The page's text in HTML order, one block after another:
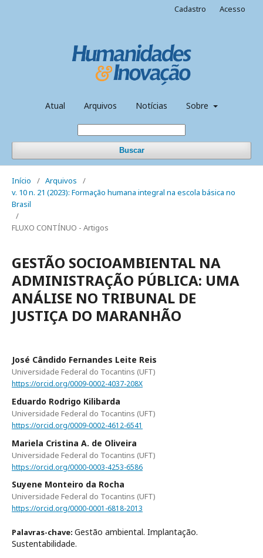
Atual Arquivos Notícias Sobre
Buscar
Cadastro Acesso
Início / Arquivos
/
v. 10 n. 21 (2023): Formação humana integral na escola básica no
Brasil
/
FLUXO CONTÍNUO - Artigos
GESTÃO SOCIOAMBIENTAL NA
ADMINISTRAÇÃO PÚBLICA: UMA
ANÁLISE NO TRIBUNAL DE
JUSTIÇA DO MARANHÃO
José Cândido Fernandes Leite Reis
Universidade Federal do Tocantins (UFT)
https://orcid.org/0009-0002-4037-208X
Eduardo Rodrigo Kilibarda
Universidade Federal do Tocantins (UFT)
https://orcid.org/0009-0002-4612-6541
Mariela Cristina A. de Oliveira
Universidade Federal do Tocantins (UFT)
https://orcid.org/0000-0003-4253-6586
Suyene Monteiro da Rocha
Universidade Federal do Tocantins (UFT)
https://orcid.org/0000-0001-6818-2013
Palavras-chave: Gestão ambiental. Implantação.
Sustentabilidade.